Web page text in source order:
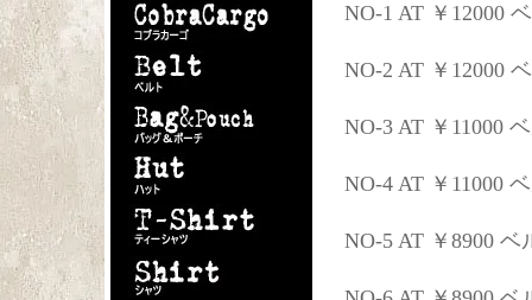
NO-1 AT ￥12000
NO-2 AT ￥12000
NO-3 AT ￥11000
NO-4 AT ￥11000
NO-5 AT ￥8900